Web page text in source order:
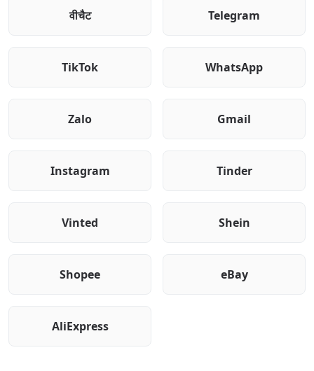
वीचैट Telegram
TikTok WhatsApp
Zalo Gmail
Instagram Tinder
Vinted Shein
Shopee eBay
AliExpress